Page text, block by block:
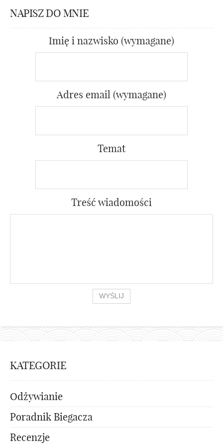
NAPISZ DO MNIE
Imię i nazwisko (wymagane)
Adres email (wymagane)
Temat
Treść wiadomości
KATEGORIE
Odżywianie
Poradnik Biegacza
Recenzje